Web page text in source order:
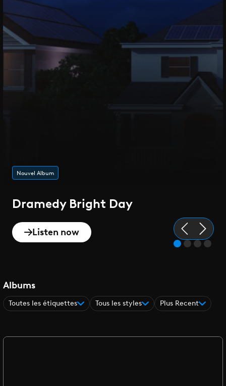
Nouvel Album
Dramedy Bright Day
Listen now
Albums
Toutes les étiquettes Tous les styles Plus Recent